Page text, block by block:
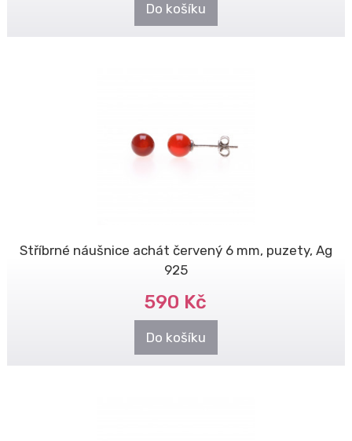
Do košíku
Stříbrné náušnice achát červený 6 mm, puzety, Ag
925
590 Kč
Do košíku